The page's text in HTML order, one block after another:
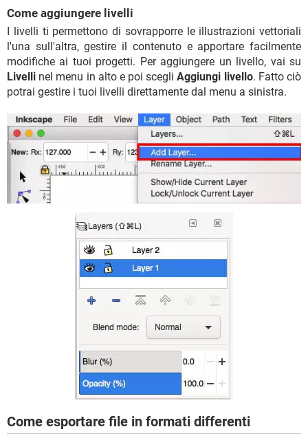
Come aggiungere livelli
I livelli ti permettono di sovrapporre le illustrazioni vettoriali
l'una sull'altra, gestire il contenuto e apportare facilmente
modifiche ai tuoi progetti. Per aggiungere un livello, vai su
Livelli nel menu in alto e poi scegliAggiungi livello. Fatto ciò
potrai gestire i tuoi livelli direttamente dal menu a sinistra.
Come esportare file in formati differenti